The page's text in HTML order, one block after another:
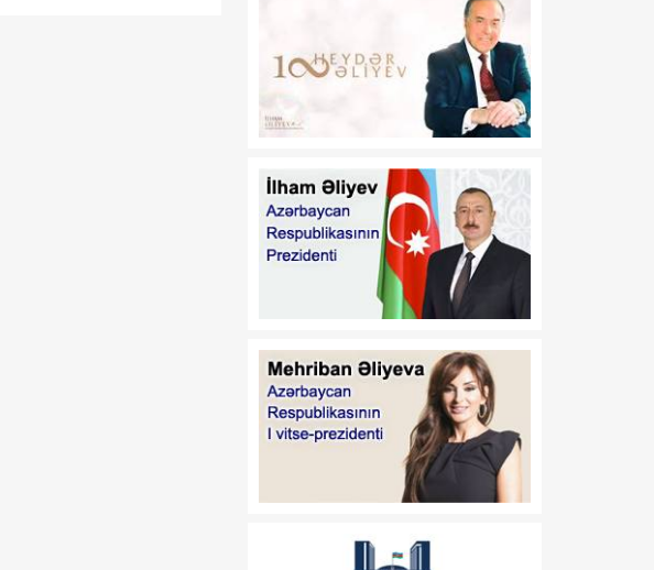
MDU və Azərbaycan
Texniki Universiteti birgə
kadr hazırlığına başlayır
22:00
08 Avqust
Paytaxtın Yasamal
rayonunda keçirilən
ödənişsiz skrinninq
aksiyasında 400-ə yaxın
qadın müayinə olunub
08 Avqust
Xocavənddə buldozerin
araşdırma aparılır
Prezident İlham Əliyev
Vaşinqton Zirvə
Görüşünün ildönümü
Prezidentinə məktub
21:15
08 Avqust